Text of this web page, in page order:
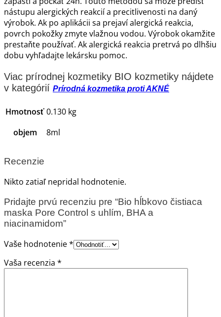
nástupu alergických reakcií a precitlivenosti na daný
výrobok. Ak po aplikácii sa prejaví alergická reakcia,
povrch pokožky zmyte vlažnou vodou. Výrobok okamžite
prestaňte používať. Ak alergická reakcia pretrvá po dlhšiu
dobu vyhľadajte lekársku pomoc.
Viac prírodnej kozmetiky BIO kozmetiky nájdete
v kategórií Prírodná kozmetika proti AKNÉ
Hmotnosť0.130 kg
objem
8ml
Recenzie
Nikto zatiaľ nepridal hodnotenie.
Pridajte prvú recenziu pre “Bio hĺbkovo čistiaca
maska Pore Control s uhlím, BHA a
niacinamidom”
Vaše hodnotenie*
Vaša recenzia *